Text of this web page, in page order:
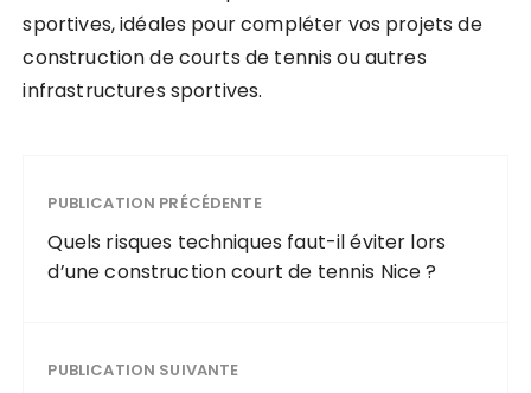
sportives, idéales pour compléter vos projets de
construction de courts de tennis ou autres
infrastructures sportives.
PUBLICATION PRÉCÉDENTE
Quels risques techniques faut-il éviter lors
d’une construction court de tennis Nice ?
PUBLICATION SUIVANTE